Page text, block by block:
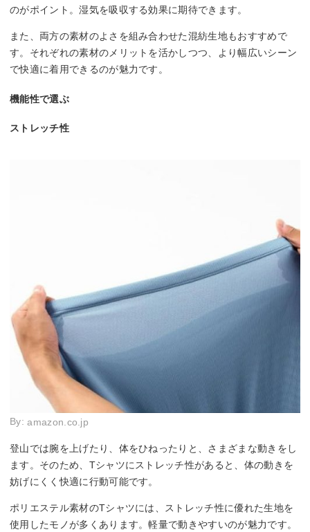
のがポイント。湿気を吸収する効果に期待できます。
また、両方の素材のよさを組み合わせた混紡生地もおすすめで
す。それぞれの素材のメリットを活かしつつ、より幅広いシーン
で快適に着用できるのが魅力です。
機能性で選ぶ
ストレッチ性
By:amazon.co.jp
登山では腕を上げたり、体をひねったりと、さまざまな動きをし
ます。そのため、Tシャツにストレッチ性があると、体の動きを
妨げにくく快適に行動可能です。
ポリエステル素材のTシャツには、ストレッチ性に優れた生地を
使用したモノが多くあります。軽量で動きやすいのが魅力です。